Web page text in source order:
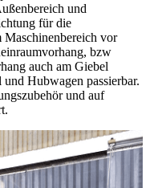
und
für die
Maschinenbereich vor
bzw
auch am Giebel
Hubwagen passierbar.
und auf